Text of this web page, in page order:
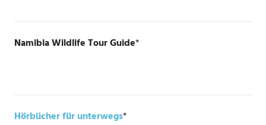
Namibia Wildlife Tour Guide*
Hörbücher für unterwegs*